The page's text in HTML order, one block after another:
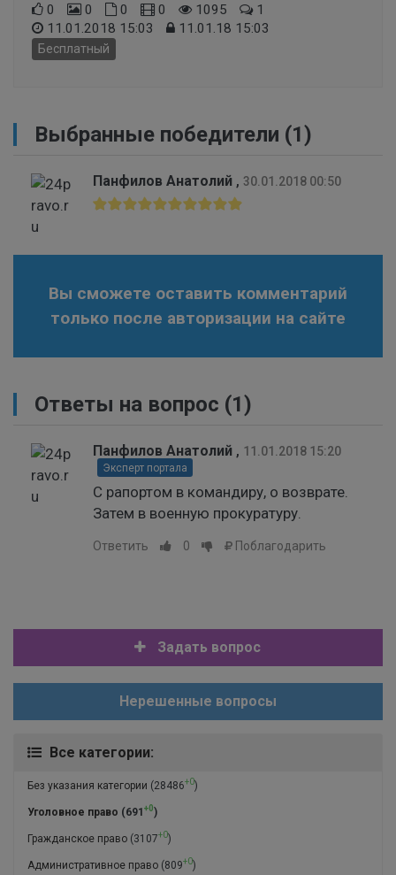
0 0 0 0 1095
1
11.01.2018 15:03
11.01.18 15:03
Бесплатный
Выбранные победители (1)
Панфилов Анатолий , 30.01.2018 00:50
Вы сможете оставить комментарий
только после авторизации на сайте
Ответы на вопрос (1)
Панфилов Анатолий , 11.01.2018 15:20
Эксперт портала
С рапортом в командиру, о возврате.
Затем в военную прокуратуру.
Ответить 0 Поблагодарить
Задать вопрос
Нерешенные вопросы
Все категории:
Без указания категории (28486+0)
Уголовное право (691+0)
Гражданское право (3107+0)
Административное право (809+0)